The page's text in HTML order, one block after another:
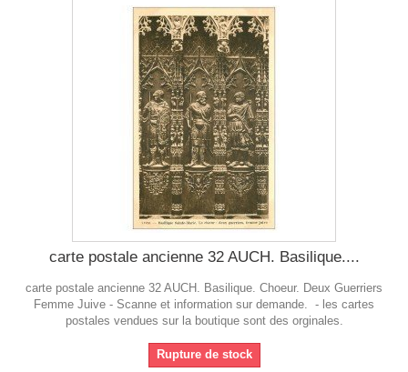
carte postale ancienne 32 AUCH. Basilique....
carte postale ancienne 32 AUCH. Basilique. Choeur. Deux Guerriers
Femme Juive - Scanne et information sur demande. - les cartes
postales vendues sur la boutique sont des orginales.
Rupture de stock